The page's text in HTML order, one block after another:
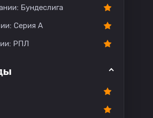
Бундеслига
Серия А
РПЛ